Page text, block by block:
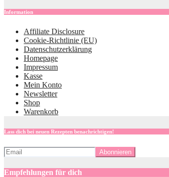
Information
Affiliate Disclosure
Cookie-Richtlinie (EU)
Datenschutzerklärung
Homepage
Impressum
Kasse
Mein Konto
Newsletter
Shop
Warenkorb
Lass dich bei neuen Rezepten benachrichtigen!
Empfehlungen für dich